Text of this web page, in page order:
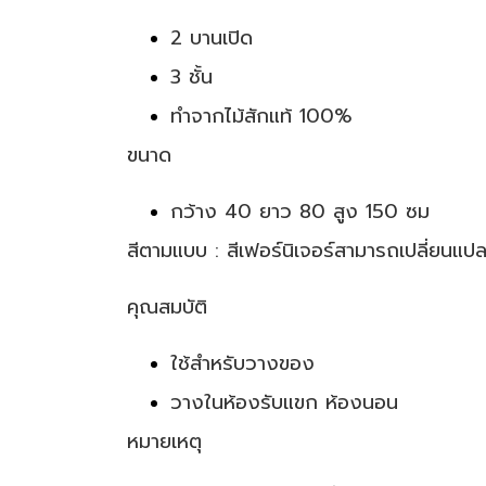
2 บานเปิด
3 ชั้น
ทำจากไม้สักแท้ 100%
ขนาด
กว้าง 40 ยาว 80 สูง 150 ซม
สีตามแบบ : สีเฟอร์นิเจอร์สามารถเปลี่ยนแป
คุณสมบัติ
ใช้สำหรับวางของ
วางในห้องรับแขก ห้องนอน
หมายเหตุ